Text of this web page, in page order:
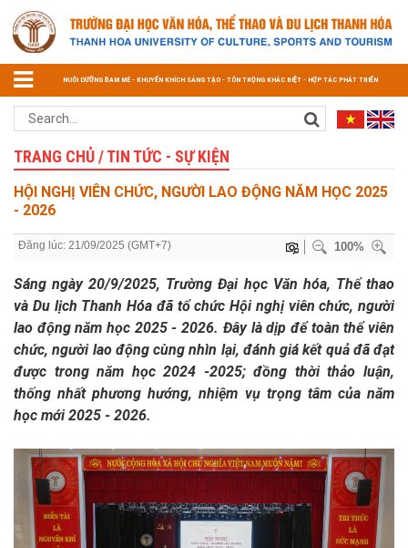
NUÔI DƯỠNG ĐAM MÊ - KHUYẾN KHÍCH SÁNG TẠO - TÔN TRỌNG KHÁC BIỆT - HỢP TÁC PHÁT TRIỂN
TRANG CHỦ / TIN TỨC - SỰ KIỆN
HỘI NGHỊ VIÊN CHỨC, NGƯỜI LAO ĐỘNG NĂM HỌC 2025
- 2026
Đăng lúc: 21/09/2025 (GMT+7) 100%
Sáng ngày20/9/2025, Trường Đại học Văn hóa, Thể thao
và Du lịch Thanh Hóa đã tổ chức Hội nghị viên chức, người
lao động năm học 2025 - 2026. Đây là dịp để toàn thể viên
chức, người lao động cùng nhìn lại, đánh giá kết quả đã đạt
được trong năm học 2024 -2025; đồng thời thảo luận,
thống nhất phương hướng, nhiệm vụ trọng tâm của năm
học mới 2025 - 2026.